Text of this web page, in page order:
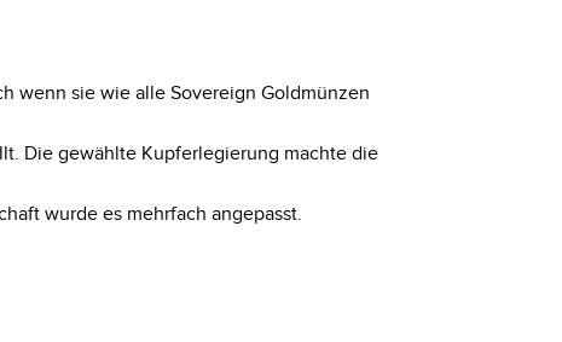
wenn sie wie alle Sovereign Goldmünzen
Die gewählte Kupferlegierung machte die
wurde es mehrfach angepasst.